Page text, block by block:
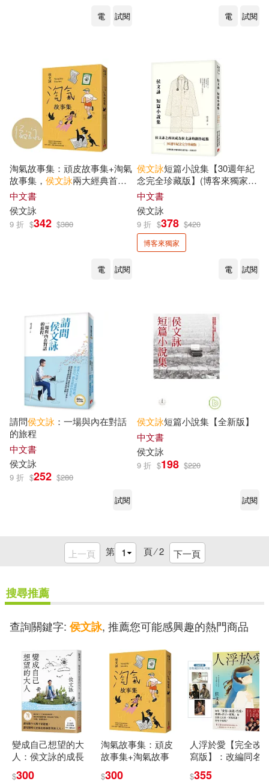
電 試閱 電 試閱
淘氣故事集：頑皮故事集+淘氣
故事集， 侯文詠兩大經典首度
合訂，雙倍純真回歸!【歡樂加
倍合訂版】(限量親簽版)
中文書
侯文詠
9 折 $342 $380
電 試閱
侯文詠短篇小說集【30週年紀
念完全珍藏版】(博客來獨家限
量發售
中文書
侯文詠
9 折 $378 $420
博客來獨家
電 試閱
請問侯文詠 ：一場與內在對話
的旅程
中文書
侯文詠
9 折 $252 $280
試閱
侯文詠短篇小說集【全新版】
中文書
侯文詠
9 折 $198 $220
試閱
上一頁 第 頁 ⁄2 下一頁
搜尋推薦
查詢關鍵字: 侯文詠, 推薦您可能感興趣的熱門商品
變成自己想望的大
人：侯文詠的成長
己】(侯文詠二○二
$300
淘氣故事集：頑皮
故事集+淘氣故事
典首度合訂，雙倍
$300
人浮於愛【完全改
寫版】：改編同名
視當代愛情的話題
$355